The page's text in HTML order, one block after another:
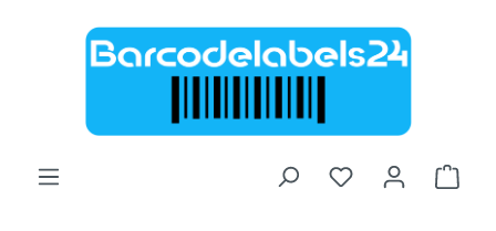
Zum Hauptinhalt springen